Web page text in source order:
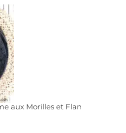
aux Morilles et Flan